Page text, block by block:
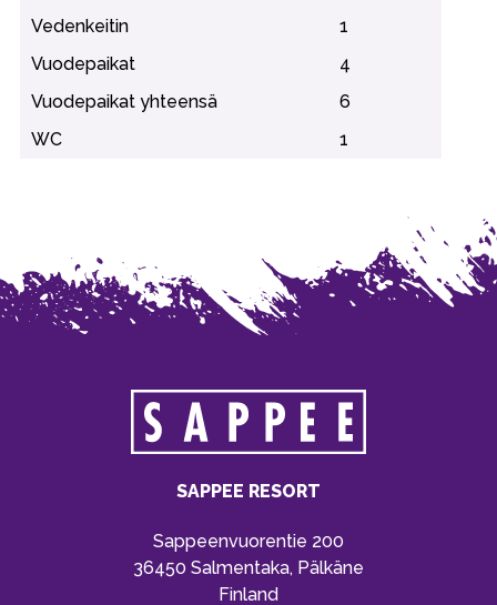
Vedenkeitin
1
Vuodepaikat
4
Vuodepaikat yhteensä
6
WC
1
SAPPEE RESORT
Sappeenvuorentie 200
36450 Salmentaka, Pälkäne
Finland